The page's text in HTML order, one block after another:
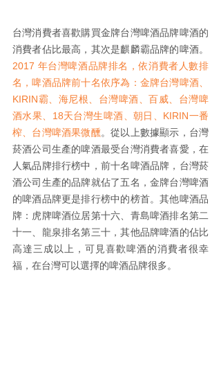
台灣消費者喜歡購買金牌台灣啤酒品牌啤酒的
2017 年台灣啤酒品牌排名，依消費者人數排
名，啤酒品牌前十名依序為：金牌台灣啤酒、
KIRIN霸、海尼根、台灣啤酒、百威、台灣啤
酒水果、18天台灣生啤酒、朝日、KIRIN一番
榨、台灣啤酒果微醺。從以上數據顯示，台灣
菸酒公司生產的啤酒最受台灣消費者喜愛，在
人氣品牌排行榜中，前十名啤酒品牌，台灣菸
酒公司生產的品牌就佔了五名，金牌台灣啤酒
的啤酒品牌更是排行榜中的榜首。其他啤酒品
牌：虎牌啤酒位居第十六、青島啤酒排名第二
十一、龍泉排名第三十，其他品牌啤酒的佔比
高達三成以上，可見喜歡啤酒的消費者很幸
福，在台灣可以選擇的啤酒品牌很多。